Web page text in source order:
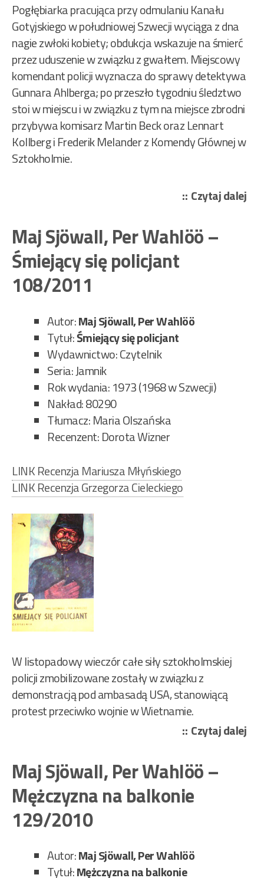
Pogłębiarka pracująca przy odmulaniu Kanału
Gotyjskiego w południowej Szwecji wyciąga z dna
nagie zwłoki kobiety; obdukcja wskazuje na śmierć
przez uduszenie w związku z gwałtem. Miejscowy
komendant policji wyznacza do sprawy detektywa
Gunnara Ahlberga; po przeszło tygodniu śledztwo
stoi w miejscu i w związku z tym na miejsce zbrodni
przybywa komisarz Martin Beck oraz Lennart
Kollberg i Frederik Melander z Komendy Głównej w
Sztokholmie.
Czytaj dalej
Maj Sjöwall, Per Wahlöö –
Śmiejący się policjant
108/2011
Autor:Maj Sjöwall, Per Wahlöö
Tytuł:Śmiejący się policjant
Wydawnictwo: Czytelnik
Seria: Jamnik
Rok wydania: 1973 (1968 w Szwecji)
Nakład: 80290
Tłumacz: Maria Olszańska
Recenzent: Dorota Wizner
LINK Recenzja Mariusza Młyńskiego
LINK Recenzja Grzegorza Cieleckiego
W listopadowy wieczór całe siły sztokholmskiej
policji zmobilizowane zostały w związku z
demonstracją pod ambasadą USA, stanowiącą
protest przeciwko wojnie w Wietnamie.
Czytaj dalej
Maj Sjöwall, Per Wahlöö –
Mężczyzna na balkonie
129/2010
Autor:Maj Sjöwall, Per Wahlöö
Tytuł:Mężczyzna na balkonie